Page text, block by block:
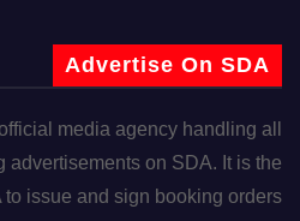
Advertise On SDA
media agency handling all
advertisements on SDA. It is the
issue and sign booking orders